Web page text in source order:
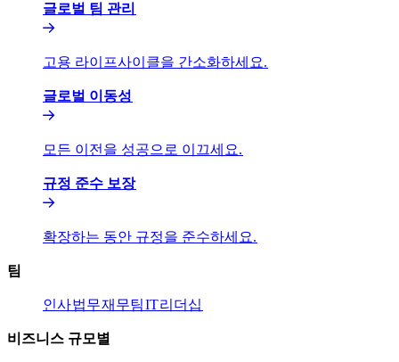
글로벌 팀 관리​​
고용 라이프사이클을 간소화하세요.​​
글로벌 이동성​​
모든 이전을 성공으로 이끄세요.​​
규정 준수 보장​​
확장하는 동안 규정을 준수하세요.​​
팀​​
인사​​법무​​재무팀​​IT​​리더십​​
비즈니스 규모별​​